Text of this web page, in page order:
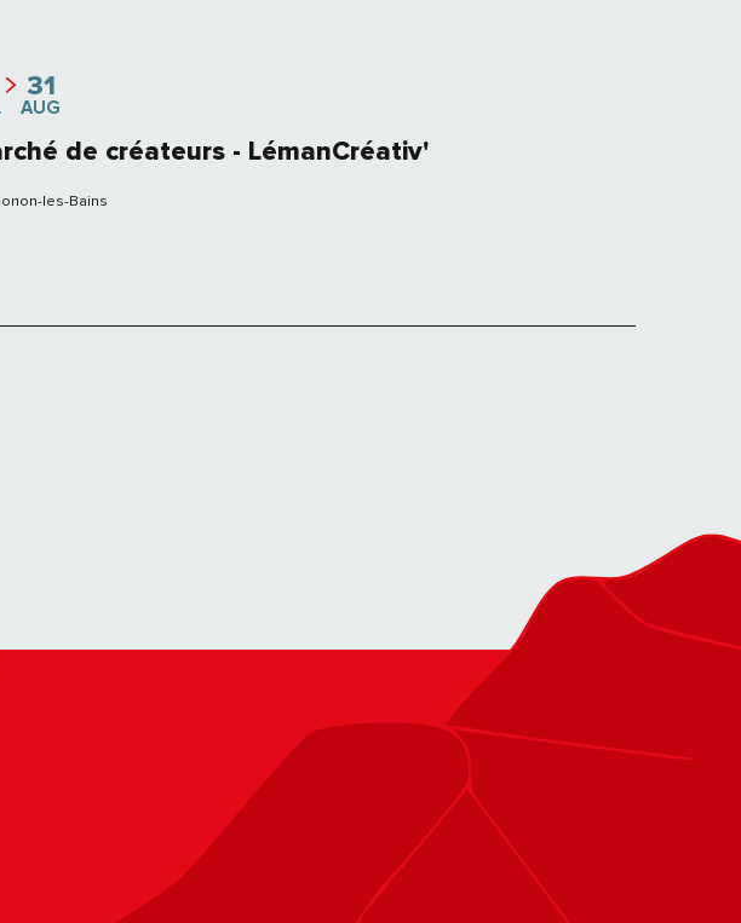
31
AUG
de créateurs - LémanCréativ'
les-Bains